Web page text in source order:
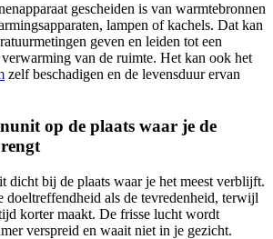
gescheiden is van warmtebronnen
lampen of kachels. Dat kan
geven en leiden tot een
van de ruimte. Het kan ook het
zelf beschadigen en de levensduur ervan
op de plaats waar je de
dicht bij de plaats waar je het meest verblijft.
doeltreffendheid als de tevredenheid, terwijl
korter maakt. De frisse lucht wordt
verspreid en waait niet in je gezicht.